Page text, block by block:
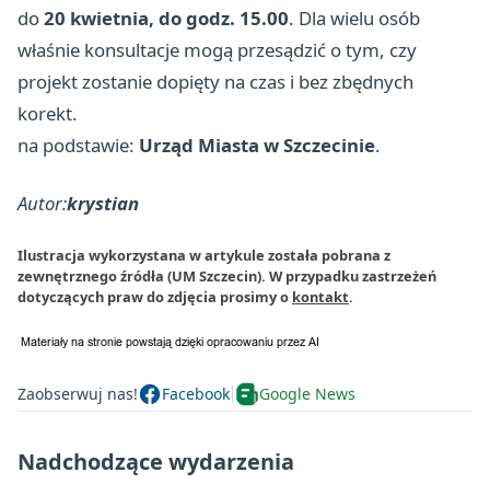
do20 kwietnia, do godz. 15.00. Dla wielu osób
właśnie konsultacje mogą przesądzić o tym, czy
projekt zostanie dopięty na czas i bez zbędnych
korekt.
na podstawie: Urząd Miasta w Szczecinie.
Autor:krystian
Ilustracja wykorzystana w artykule została pobrana z
zewnętrznego źródła (UM Szczecin). W przypadku zastrzeżeń
dotyczących praw do zdjęcia prosimy o kontakt.
Zaobserwuj nas! Facebook Google News
Nadchodzące wydarzenia